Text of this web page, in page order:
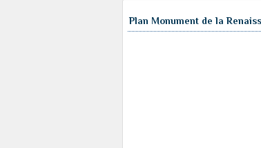
Plan Monument de la